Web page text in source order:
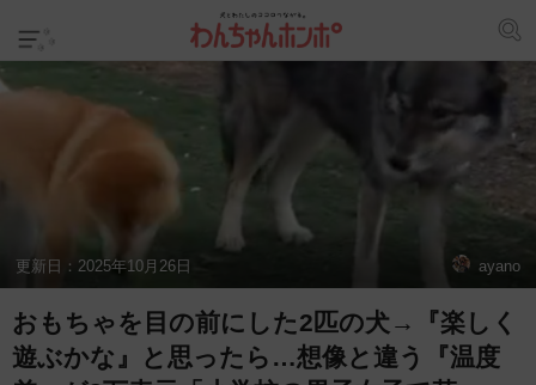
更新日： 2025年10月26日 ayano
おもちゃを目の前にした2匹の犬→『楽しく
遊ぶかな』と思ったら…想像と違う『温度